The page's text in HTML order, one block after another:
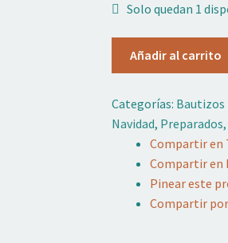
Solo quedan 1
ENCANTADA
CHANTILLY
900g
Funcakes
cantidad
Añadir al carrito
Categorías:
Navidad, Preparados
Compartir
Compartir en
Pinear este
Compartir